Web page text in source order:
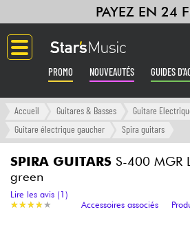
PAYEZ EN 24
PROMO NOUVEAUTÉS GUIDES
Langue
Accueil Guitares & Basses
Guitare
Guitare électrique gaucher
Spira guitars
SPIRA GUITARS S-400 MGR
green
★★★★ ★
★★★★ ★
Lire les avis (1)
Accessoires associés